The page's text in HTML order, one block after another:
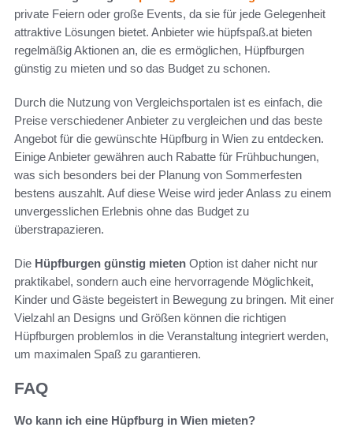
private Feiern oder große Events, da sie für jede Gelegenheit
attraktive Lösungen bietet. Anbieter wie hüpfspaß.at bieten
regelmäßig Aktionen an, die es ermöglichen, Hüpfburgen
günstig zu mieten und so das Budget zu schonen.
Durch die Nutzung von Vergleichsportalen ist es einfach, die
Preise verschiedener Anbieter zu vergleichen und das beste
Angebot für die gewünschte Hüpfburg in Wien zu entdecken.
Einige Anbieter gewähren auch Rabatte für Frühbuchungen,
was sich besonders bei der Planung von Sommerfesten
bestens auszahlt. Auf diese Weise wird jeder Anlass zu einem
unvergesslichen Erlebnis ohne das Budget zu
überstrapazieren.
Die Hüpfburgen günstig mieten Option ist daher nicht nur
praktikabel, sondern auch eine hervorragende Möglichkeit,
Kinder und Gäste begeistert in Bewegung zu bringen. Mit einer
Vielzahl an Designs und Größen können die richtigen
Hüpfburgen problemlos in die Veranstaltung integriert werden,
um maximalen Spaß zu garantieren.
FAQ
Wo kann ich eine Hüpfburg in Wien mieten?